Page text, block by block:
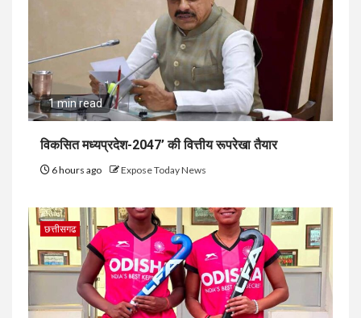
1 min read
विकसित मध्यप्रदेश-2047’ की वित्तीय रूपरेखा तैयार
6 hours ago Expose Today News
छत्तीसगढ